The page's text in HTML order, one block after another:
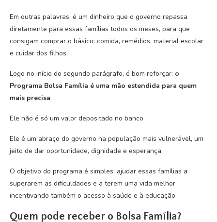
Em outras palavras, é um dinheiro que o governo repassa
diretamente para essas famílias todos os meses, para que
consigam comprar o básico: comida, remédios, material escolar
e cuidar dos filhos.
Logo no início do segundo parágrafo, é bom reforçar: o
Programa Bolsa Família é uma mão estendida para quem
mais precisa.
Ele não é só um valor depositado no banco.
Ele é um abraço do governo na população mais vulnerável, um
jeito de dar oportunidade, dignidade e esperança.
O objetivo do programa é simples: ajudar essas famílias a
superarem as dificuldades e a terem uma vida melhor,
incentivando também o acesso à saúde e à educação.
Quem pode receber o Bolsa Família?